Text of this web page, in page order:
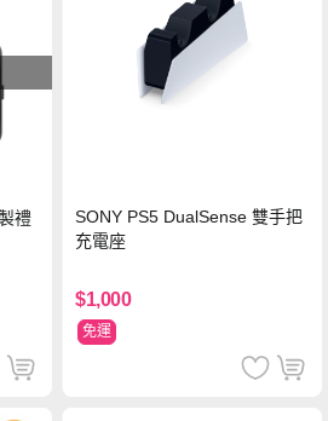
禮
SONY PS5 DualSense 雙手把
充電座
$1,000
免運